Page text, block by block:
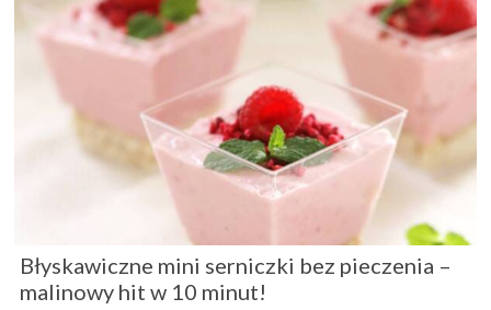
Błyskawiczne mini serniczki bez pieczenia –
malinowy hit w 10 minut!